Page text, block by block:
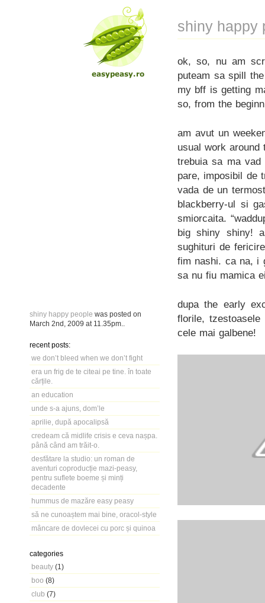
shiny happy people was posted on
March 2nd, 2009 at 11.35pm
recent posts:
we don’t bleed when we don’t fight
era un frig de te citeai pe tine. în toate
cărțile.
an education
unde s-a ajuns, dom’le
aprilie, după apocalipsă
credeam că midlife crisis e ceva nașpa.
până când am trăit-o.
desfătare la studio: un roman de
aventuri coproducție mazi-peasy,
pentru suflete boeme și minți
decadente
hummus de mazăre easy peasy
să ne cunoaștem mai bine, oracol-style
mâncare de dovlecei cu porc și quinoa
categories
beauty (1)
boo (8)
club (7)
shiny happy
ok, so, nu am
puteam sa spill
my bff is getting
so, from the
am avut un
usual work
trebuia sa ma
pare, imposibil de
vada de un
blackberry-ul si
smiorcaita.
big shiny shiny!
sughituri de
fim nashi. ca na, i
sa nu fiu mamica
dupa the early
florile,
cele mai galbene!